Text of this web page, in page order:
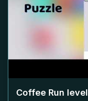
Coffee Run level